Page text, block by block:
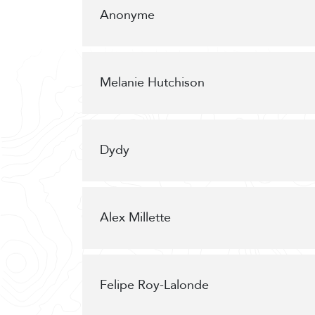
Anonyme
Melanie Hutchison
Dydy
Alex Millette
Felipe Roy-Lalonde